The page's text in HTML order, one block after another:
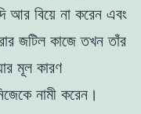
আর বিয়ে না করেন এবং
জটিল কাজেতখনতাঁর
মূল কারণ
নামী করেন ।